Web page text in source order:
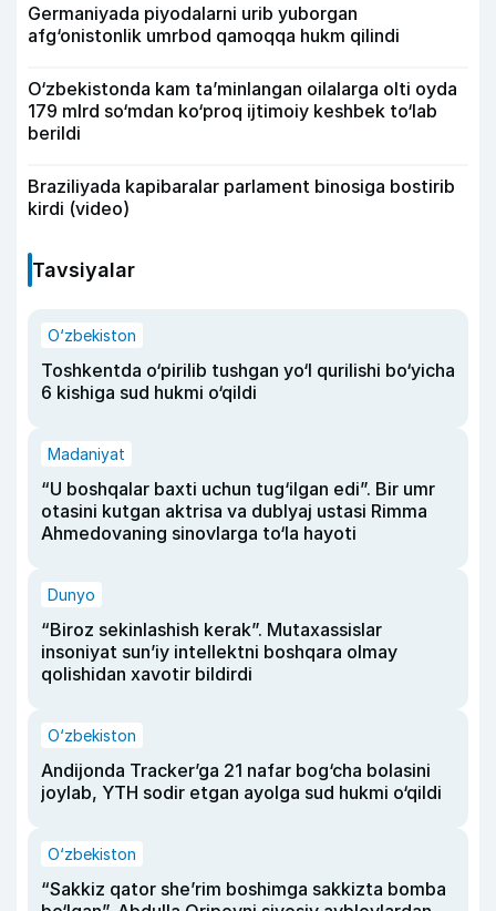
Germaniyada piyodalarni urib yuborgan
afg‘onistonlik umrbod qamoqqa hukm qilindi
O‘zbekistonda kam ta’minlangan oilalarga olti oyda
179 mlrd so‘mdan ko‘proq ijtimoiy keshbek to‘lab
berildi
Braziliyada kapibaralar parlament binosiga bostirib
kirdi (video)
Tavsiyalar
O‘zbekiston
Toshkentda o‘pirilib tushgan yo‘l qurilishi bo‘yicha
6 kishiga sud hukmi o‘qildi
Madaniyat
“U boshqalar baxti uchun tug‘ilgan edi”. Bir umr
otasini kutgan aktrisa va dublyaj ustasi Rimma
Ahmedovaning sinovlarga to‘la hayoti
Dunyo
“Biroz sekinlashish kerak”. Mutaxassislar
insoniyat sun’iy intellektni boshqara olmay
qolishidan xavotir bildirdi
O‘zbekiston
Andijonda Tracker’ga 21 nafar bog‘cha bolasini
joylab, YTH sodir etgan ayolga sud hukmi o‘qildi
O‘zbekiston
“Sakkiz qator she’rim boshimga sakkizta bomba